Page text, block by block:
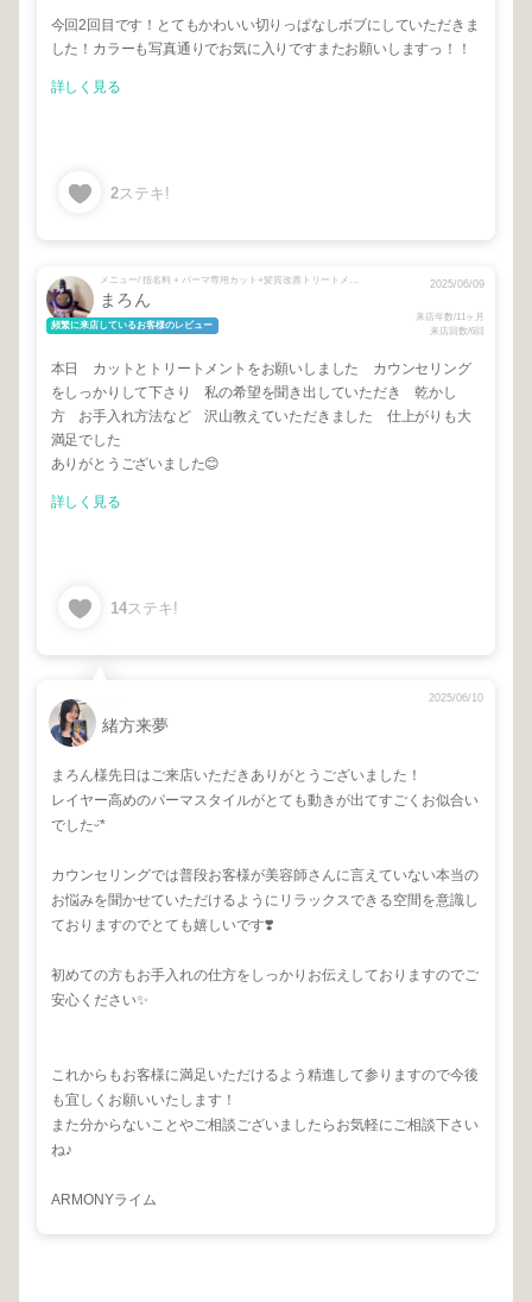
今回2回目です！とてもかわいい切りっぱなしボブにしていただきま
した！カラーも写真通りでお気に入りですまたお願いしますっ！！
詳しく見る
2ステキ!
メニュー/ 指名料 + パーマ専用カット+髪質改善トリートメント
まろん
頻繁に来店しているお客様のレビュー
2025/06/09
来店年数/11ヶ月
来店回数/6回
本日 カットとトリートメントをお願いしました カウンセリング
をしっかりして下さり 私の希望を聞き出していただき 乾かし
方 お手入れ方法など 沢山教えていただきました 仕上がりも大
満足でした
ありがとうございました😊
詳しく見る
14ステキ!
緒方来夢
2025/06/10
まろん様先日はご来店いただきありがとうございました！
レイヤー高めのパーマスタイルがとても動きが出てすごくお似合い
でしたᵕ̈*
カウンセリングでは普段お客様が美容師さんに言えていない本当の
お悩みを聞かせていただけるようにリラックスできる空間を意識し
ておりますのでとても嬉しいです❣️
初めての方もお手入れの仕方をしっかりお伝えしておりますのでご
安心ください✨️
これからもお客様に満足いただけるよう精進して参りますので今後
も宜しくお願いいたします！
また分からないことやご相談ございましたらお気軽にご相談下さい
ね♪
ARMONYライム